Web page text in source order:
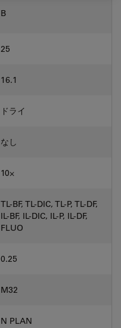
B
25
16.1
ドライ
なし
10⨉
TL-BF, TL-DIC, TL-P, TL-DF,
IL-BF, IL-DIC, IL-P, IL-DF,
FLUO
0.25
M32
N PLAN